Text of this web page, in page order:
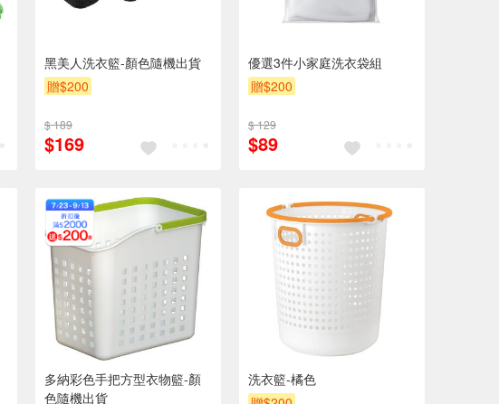
黑美人洗衣籃-顏色隨機出貨
贈$200
$ 189
$169
優選3件小家庭洗衣袋組
贈$200
$ 129
$89
多納彩色手把方型衣物籃-顏
色隨機出貨
洗衣籃-橘色